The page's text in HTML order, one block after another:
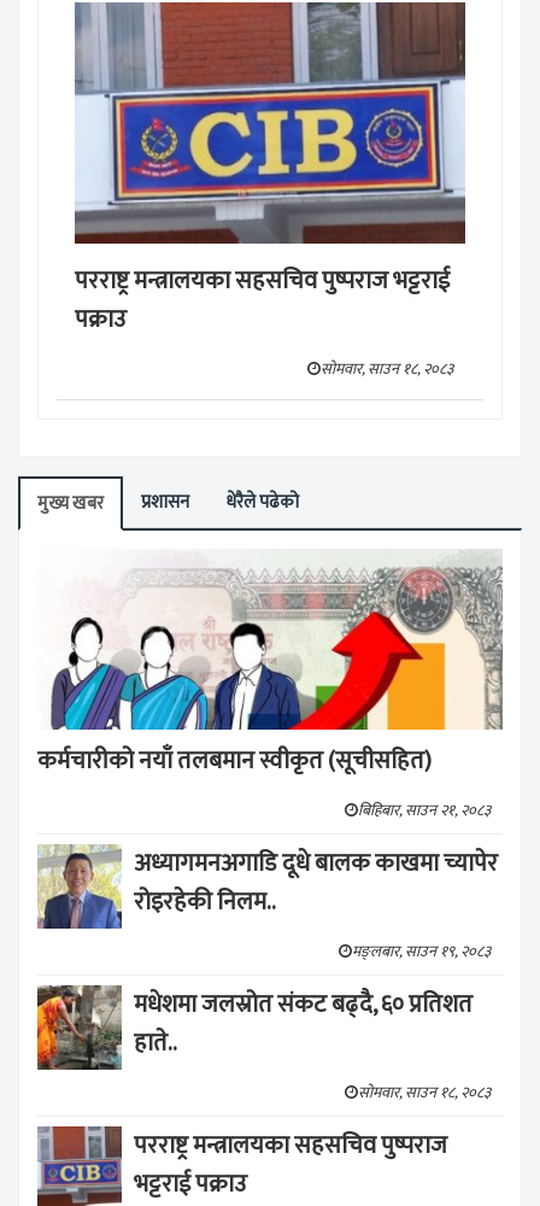
परराष्ट्र मन्त्रालयका सहसचिव पुष्पराज भट्टराई
पक्राउ
सोमवार, साउन १८, २०८३
मुख्य खबर प्रशासन धेरैले पढेको
कर्मचारीको नयाँ तलबमान स्वीकृत (सूचीसहित)
बिहिबार, साउन २१, २०८३
अध्यागमनअगाडि दूधे बालक काखमा च्यापेर
रोइरहेकी निलम..
मङ्लबार, साउन १९, २०८३
मधेशमा जलस्रोत संकट बढ्दै, ६० प्रतिशत
हाते..
सोमवार, साउन १८, २०८३
परराष्ट्र मन्त्रालयका सहसचिव पुष्पराज
भट्टराई पक्राउ